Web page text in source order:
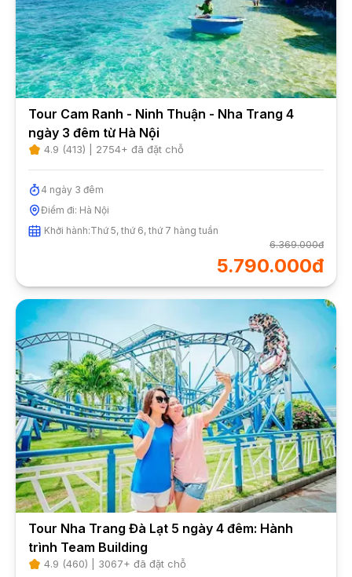
Tour Cam Ranh - Ninh Thuận - Nha Trang 4
ngày 3 đêm từ Hà Nội
4.9 (413) | 2754+ đã đặt chỗ
4 ngày 3 đêm
Điểm đi: Hà Nội
Khởi hành:Thứ 5, thứ 6, thứ 7 hàng tuần
6.369.000đ
5.790.000đ
Tour Nha Trang Đà Lạt 5 ngày 4 đêm: Hành
trình Team Building
4.9 (460) | 3067+ đã đặt chỗ